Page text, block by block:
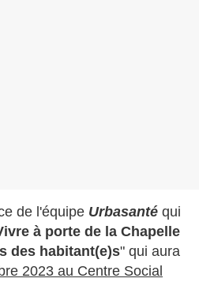
de l'équipe Urbasanté qui
à porte de la Chapelle
des habitant(e)s" qui aura
2023 au Centre Social